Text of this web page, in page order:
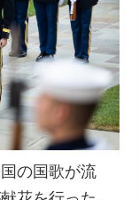
の国歌が流